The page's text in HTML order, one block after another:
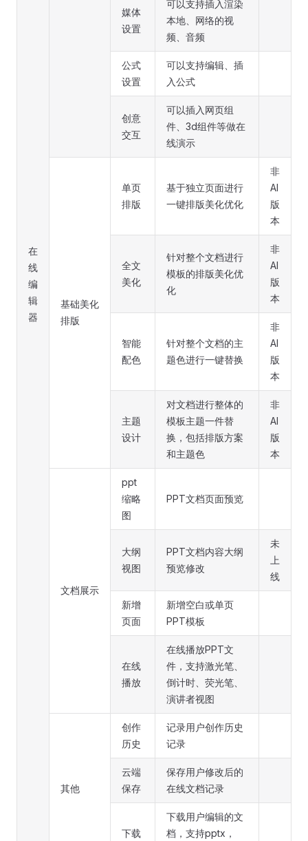
在
线
编
辑
器
媒体
设置
可以支持插入渲染
本地、网络的视
频、音频
公式
设置
可以支持编辑、插
入公式
创意
交互
可以插入网页组
件、3d组件等做在
线演示
基础美化
排版
单页
排版
基于独立页面进行
一键排版美化优化
非
AI
版
本
全文
美化
针对整个文档进行
模板的排版美化优
化
非
AI
版
本
智能
配色
针对整个文档的主
题色进行一键替换
非
AI
版
本
主题
设计
对文档进行整体的
模板主题一件替
换，包括排版方案
和主题色
非
AI
版
本
文档展示
ppt
缩略
图
PPT文档页面预览
大纲
视图
PPT文档内容大纲
预览修改
未
上
线
新增
页面
新增空白或单页
PPT模板
在线
播放
在线播放PPT文
件，支持激光笔、
倒计时、荧光笔、
演讲者视图
其他
创作
历史
记录用户创作历史
记录
云端
保存
保存用户修改后的
在线文档记录
下载
下载用户编辑的文
档，支持pptx，